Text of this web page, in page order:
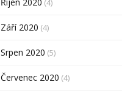
Září 2020 (4)
Srpen 2020 (5)
Červenec 2020 (4)